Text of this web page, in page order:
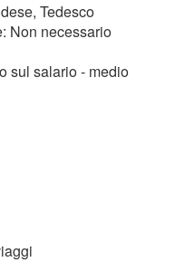
Tedesco
Non necessario
sul salario - medio